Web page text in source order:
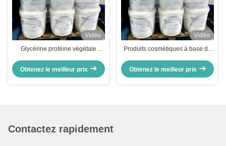
Vidéo
Glycérine protéine végétale
cosmétiques personnalisables
Obtenez le meilleur prix
Vidéo
Produits cosmétiques à base de
Obtenez le meilleur prix
Contactez rapidement